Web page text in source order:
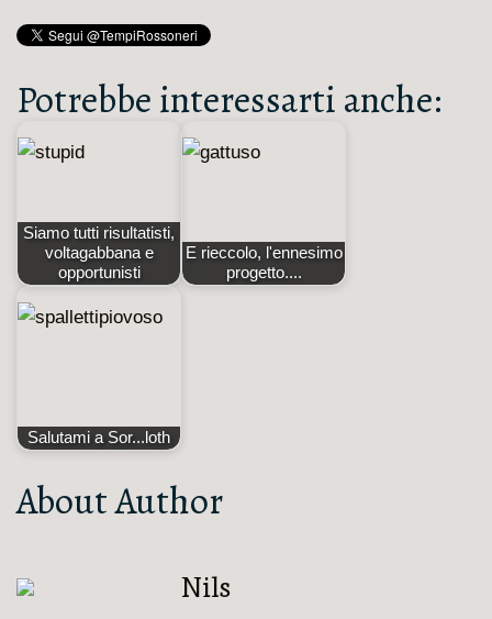
Potrebbe interessarti anche:
Siamo tutti risultatisti,
voltagabbana e
opportunisti
E rieccolo, l'ennesimo
progetto....
Salutami a Sor...loth
About Author
Nils